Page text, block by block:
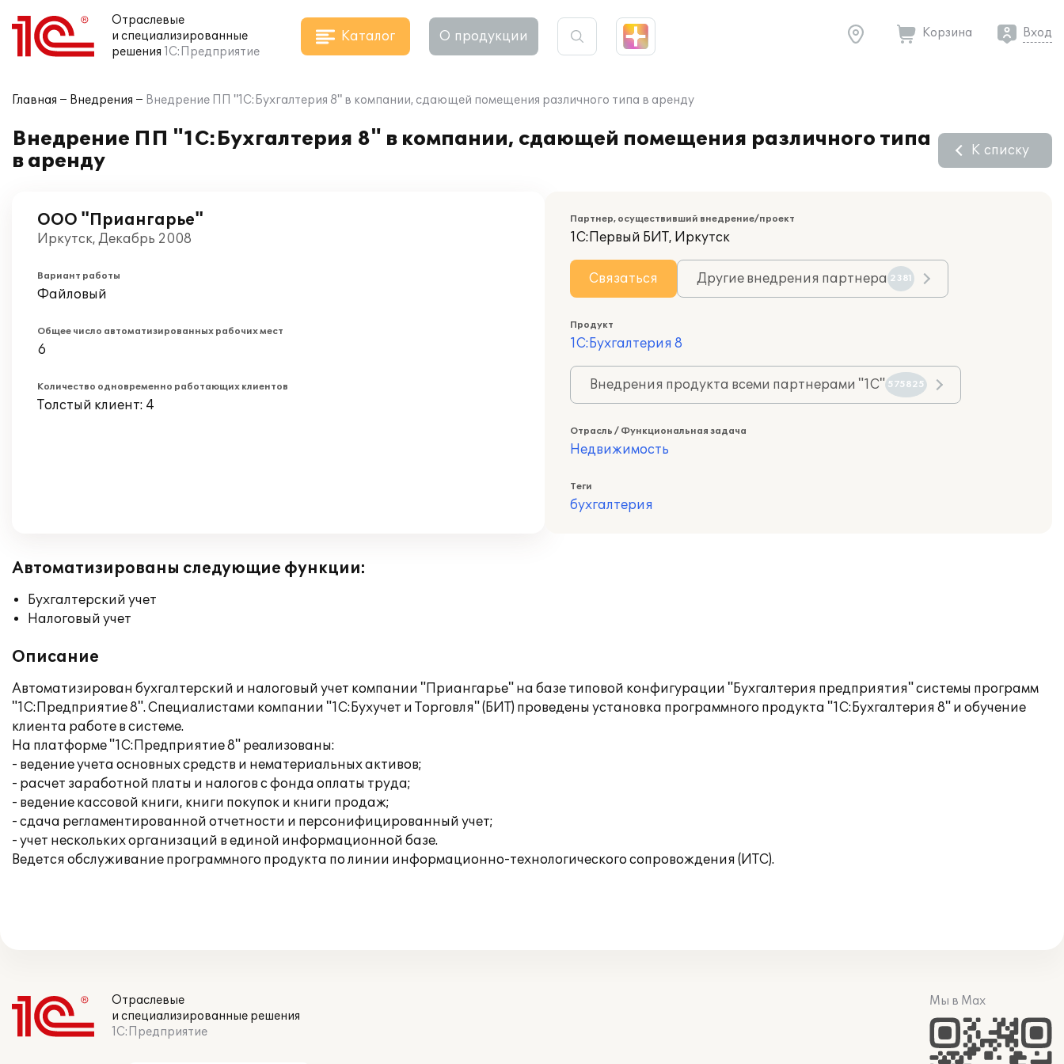
Отраслевые
и специализированные
решения 1С:Предприятие
Каталог О продукции Корзина Вход
Главная Внедрения Внедрение ПП "1С:Бухгалтерия 8" в компании, сдающей помещения различного типа в аренду
Внедрение ПП "1С:Бухгалтерия 8" в компании, сдающей помещения различного типа
в аренду
К списку
ООО "Приангарье"
Иркутск, Декабрь 2008
Вариант работы
Файловый
Общее число автоматизированных рабочих мест
6
Количество одновременно работающих клиентов
Толстый клиент: 4
Партнер, осуществивший внедрение/проект
1С:Первый БИТ, Иркутск
Связаться Другие внедрения партнера 2381
Продукт
1С:Бухгалтерия 8
Внедрения продукта всеми партнерами "1С" 575825
Отрасль / Функциональная задача
Недвижимость
Теги
бухгалтерия
Автоматизированы следующие функции:
Бухгалтерский учет
Налоговый учет
Описание
Автоматизирован бухгалтерский и налоговый учет компании "Приангарье" на базе типовой конфигурации "Бухгалтерия предприятия" системы программ
"1С:Предприятие 8". Специалистами компании "1С:Бухучет и Торговля" (БИТ) проведены установка программного продукта "1С:Бухгалтерия 8" и обучение
клиента работе в системе.
На платформе "1С:Предприятие 8" реализованы:
- ведение учета основных средств и нематериальных активов;
- расчет заработной платы и налогов с фонда оплаты труда;
- ведение кассовой книги, книги покупок и книги продаж;
- сдача регламентированной отчетности и персонифицированный учет;
- учет нескольких организаций в единой информационной базе.
Ведется обслуживание программного продукта по линии информационно-технологического сопровождения (ИТС).
Отраслевые
и специализированные решения
1С:Предприятие
Мы в Max